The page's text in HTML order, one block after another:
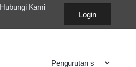
Hubungi Kami
Login